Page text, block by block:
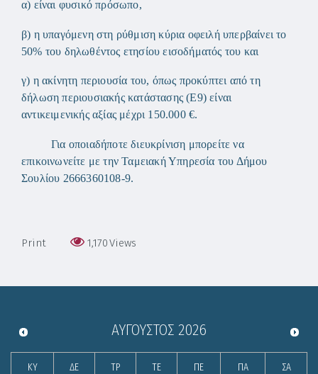
α) είναι φυσικό πρόσωπο,
β) η υπαγόμενη στη ρύθμιση κύρια οφειλή υπερβαίνει το
50% του δηλωθέντος ετησίου εισοδήματός του και
γ) η ακίνητη περιουσία του, όπως προκύπτει από τη
δήλωση περιουσιακής κατάστασης (Ε9) είναι
αντικειμενικής αξίας μέχρι 150.000 €.
Για οποιαδήποτε διευκρίνιση μπορείτε να
επικοινωνείτε με την Ταμειακή Υπηρεσία του Δήμου
Σουλίου 2666360108-9.
Print 1,170Views
ΑΎΓΟΥΣΤΟΣ 2026
ΚΥ ΔΕ ΤΡ ΤΕ ΠΕ ΠΑ ΣΑ